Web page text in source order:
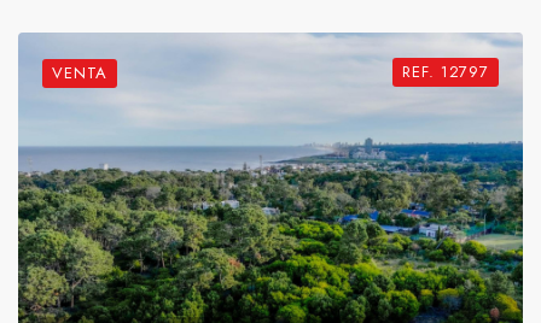
VENTA REF. 12797